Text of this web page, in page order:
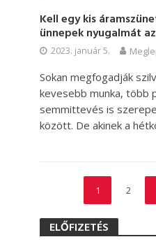
Kell egy kis
ünnepek nyugalmát
2023. január 5.
Sokan megfogadják
kevesebb munka, több
semmittevés is
között. De akinek a
1 2
ELŐFIZETÉS